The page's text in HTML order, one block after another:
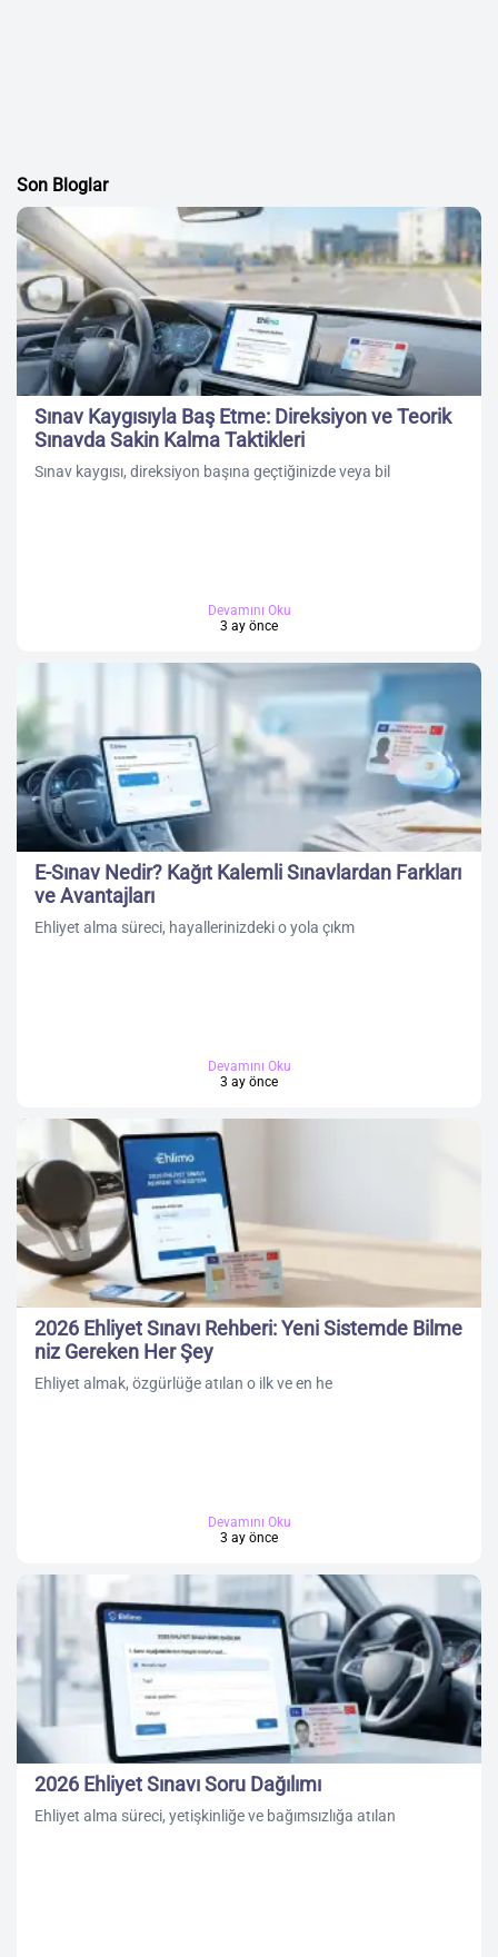
Son Bloglar
Sınav Kaygısıyla Baş Etme: Direksiyon ve Teorik
Sınavda Sakin Kalma Taktikleri
Sınav kaygısı, direksiyon başına geçtiğinizde veya bil
Devamını Oku
3 ay önce
E-Sınav Nedir? Kağıt Kalemli Sınavlardan Farkları
ve Avantajları
Ehliyet alma süreci, hayallerinizdeki o yola çıkm
Devamını Oku
3 ay önce
2026 Ehliyet Sınavı Rehberi: Yeni Sistemde Bilme
niz Gereken Her Şey
Ehliyet almak, özgürlüğe atılan o ilk ve en he
Devamını Oku
3 ay önce
2026 Ehliyet Sınavı Soru Dağılımı
Ehliyet alma süreci, yetişkinliğe ve bağımsızlığa atılan